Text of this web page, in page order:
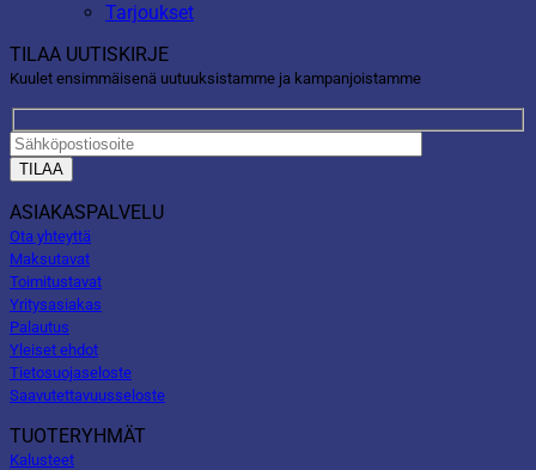
Tarjoukset
TILAA UUTISKIRJE
Kuulet ensimmäisenä uutuuksistamme ja kampanjoistamme
ASIAKASPALVELU
Ota yhteyttä
Maksutavat
Toimitustavat
Yritysasiakas
Palautus
Yleiset ehdot
Tietosuojaseloste
Saavutettavuusseloste
TUOTERYHMÄT
Kalusteet